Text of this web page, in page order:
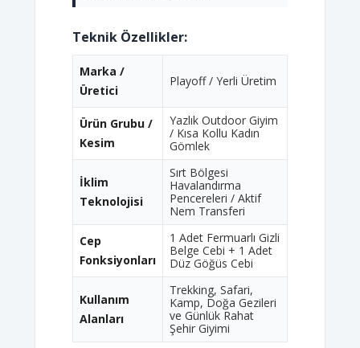
Teknik Özellikler:
Marka /
Üretici
Playoff / Yerli Üretim
Ürün Grubu /
Kesim
Yazlık Outdoor Giyim
/ Kısa Kollu Kadın
Gömlek
İklim
Teknolojisi
Sırt Bölgesi
Havalandırma
Pencereleri / Aktif
Nem Transferi
Cep
Fonksiyonları
1 Adet Fermuarlı Gizli
Belge Cebi + 1 Adet
Düz Göğüs Cebi
Kullanım
Alanları
Trekking, Safari,
Kamp, Doğa Gezileri
ve Günlük Rahat
Şehir Giyimi